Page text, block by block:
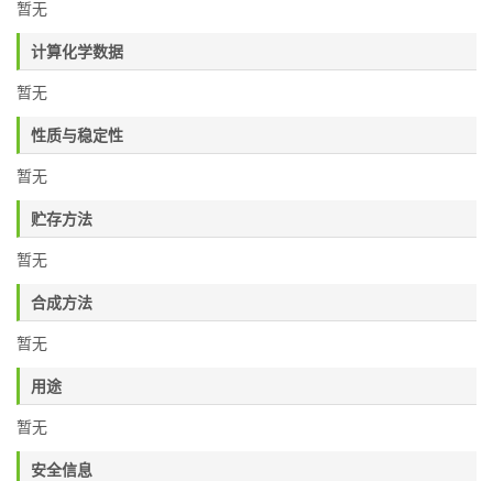
暂无
计算化学数据
暂无
性质与稳定性
暂无
贮存方法
暂无
合成方法
暂无
用途
暂无
安全信息